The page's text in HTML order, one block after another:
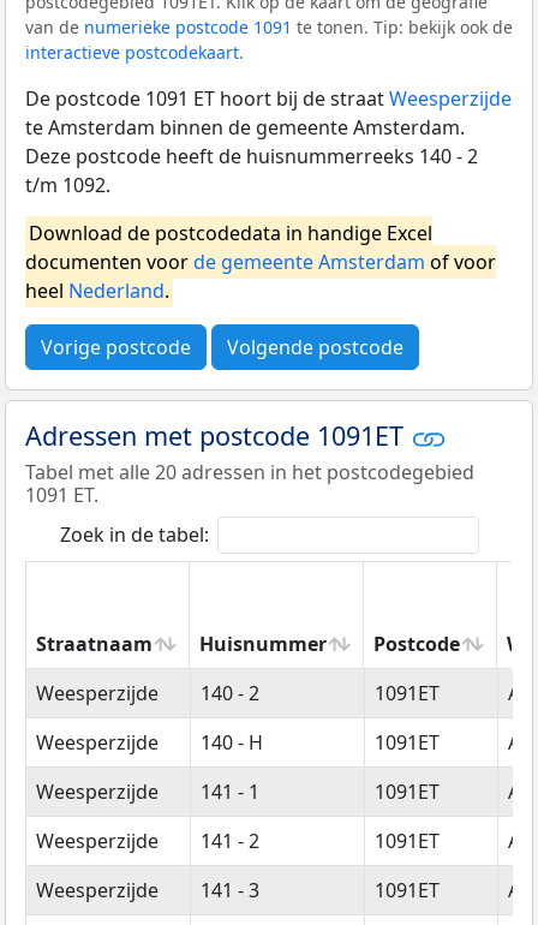
van de numerieke postcode 1091 te tonen. Tip: bekijk ook de
interactieve postcodekaart.
De postcode 1091 ET hoort bij de straatWeesperzijde
te Amsterdam binnen de gemeente Amsterdam.
Deze postcode heeft de huisnummerreeks 140 - 2
t/m 1092.
Download de postcodedata in handige Excel
documenten voorde gemeente Amsterdam of voor
heel Nederland.
Vorige postcode Volgende postcode
Adressen met postcode 1091ET
Tabel met alle 20 adressen in het postcodegebied
1091 ET.
Zoek in de tabel:
Straatnaam Huisnummer Postcode
Straatnaam
Huisnummer Postcode
Weesperzijde 140 - 2 1091ET
Weesperzijde
140 - H 1091ET
Weesperzijde
141 - 1 1091ET
Weesperzijde
141 - 2 1091ET
Weesperzijde
141 - 3 1091ET